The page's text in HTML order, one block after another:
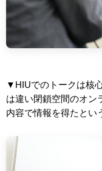
▼HIUでのトークは核
は違い閉鎖空間のオン
内容で情報を得たとい